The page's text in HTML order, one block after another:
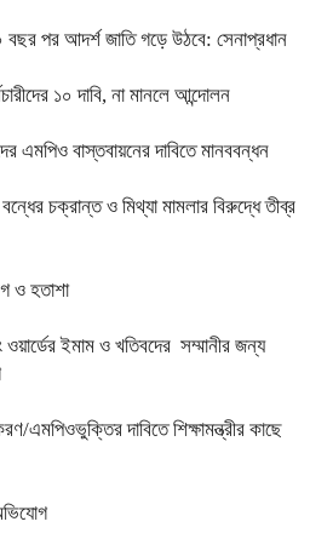
বছর পর আদর্শ জাতি গড়ে উঠবে: সেনাপ্রধান
১০ দাবি, না মানলে আন্দোলন
এমপিও বাস্তবায়নের দাবিতে মানববন্ধন
চক্রান্ত ও মিথ্যা মামলার বিরুদ্ধে তীব্র
ও হতাশা
ওয়ার্ডের ইমাম ও খতিবদের সম্মানীর জন্য
এমপিওভুক্তির দাবিতে শিক্ষামন্ত্রীর কাছে